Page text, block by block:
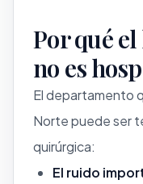
Por qué
no es
El departamento
Norte puede ser
quirúrgica:
El ruido